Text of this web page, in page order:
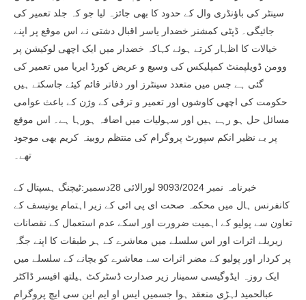
سینٹر کی باؤنڈری وال کے حدود کا بھی جائزہ لیا جو کہ جلد تعمیر کی
جائیگی۔ ڈپٹی کمشنر خضدار یاسر اقبال دشتی نے اس موقع پر اپنے
خیالات کا اظہار کرتے ہوئے کہاکہ خضدار میں ایک اچھی لوکیشن پر
وومن ڈویلپمنٹ کمپلیکس کی وسیع و عریض کورڈ ایریا میں تعمیر کی
گئی ہے جس میں متعدد سینٹرز اور دفاتر قائم کیئے جاسکتے ہیں
حکومت کی اچھی کاوشوں اور تعمیر و ترقی کے وژن کے باعث عوامی
مسائل حل ہو رہے ہیں اور سہولیات میں اضافہ ہورہا ہے۔ اس موقع
پر بے نظیر انکم سپورٹ پروگرام کی منتظم روبینہ کریم بھی موجود
تھے۔
خبرنامہ نمبر 9093/2024 لورالائی 28دسمبر:ٹیچنگ ہسپتال کے
کانفرنس ہال میں محکمہ صحت ای پی ائی کے زیر اہتمام یونیسف کے
تعاون سے پولیو کے اہمیت ضرورت اور اسکے عدم استعمال کے نقصانات
زیریلے اثرات اور اس سلسلے میں معاشرے کے ہر طبقات کا اپنے جگہ
پر کردار اور پولیو کے مضر اثرات سے معاشرے کو بچانے کے سلسلے میں
ایک روزہ ایڈوگیسی سمینار زیر صدارت ڈسٹرکٹ ہیلتھ افیسر ڈاکٹر
عبالحمید لہڑی منعقد ہوا جسمیں ایس او ایم این سی ایچ پروگرام